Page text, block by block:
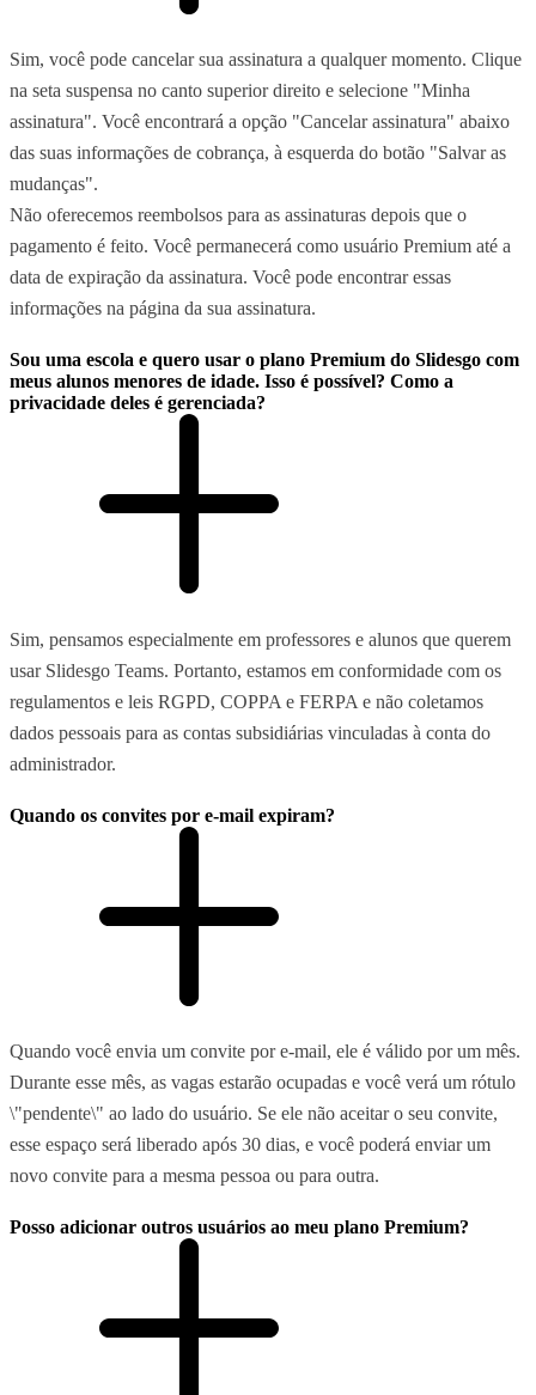
Sim, você pode cancelar sua assinatura a qualquer momento. Clique
na seta suspensa no canto superior direito e selecione "Minha
assinatura". Você encontrará a opção "Cancelar assinatura" abaixo
das suas informações de cobrança, à esquerda do botão "Salvar as
mudanças".
Não oferecemos reembolsos para as assinaturas depois que o
pagamento é feito. Você permanecerá como usuário Premium até a
data de expiração da assinatura. Você pode encontrar essas
informações na página da sua assinatura.
Sou uma escola e quero usar o plano Premium do Slidesgo com
meus alunos menores de idade. Isso é possível? Como a
privacidade deles é gerenciada?
Sim, pensamos especialmente em professores e alunos que querem
usar Slidesgo Teams. Portanto, estamos em conformidade com os
regulamentos e leis RGPD, COPPA e FERPA e não coletamos
dados pessoais para as contas subsidiárias vinculadas à conta do
administrador.
Quando os convites por e-mail expiram?
Quando você envia um convite por e-mail, ele é válido por um mês.
Durante esse mês, as vagas estarão ocupadas e você verá um rótulo
\"pendente\" ao lado do usuário. Se ele não aceitar o seu convite,
esse espaço será liberado após 30 dias, e você poderá enviar um
novo convite para a mesma pessoa ou para outra.
Posso adicionar outros usuários ao meu plano Premium?